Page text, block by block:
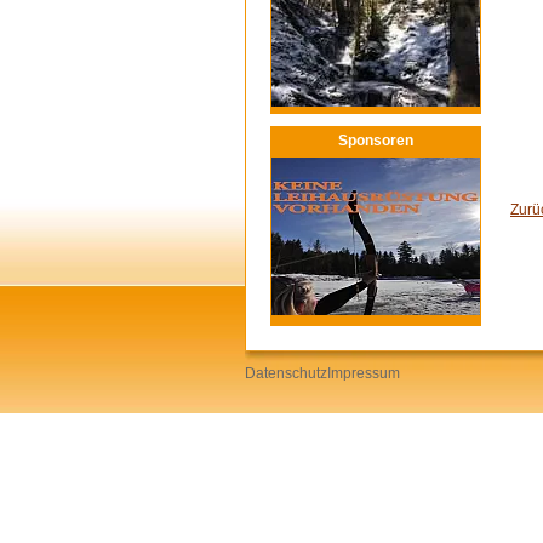
Sponsoren
Datenschutz Impressum